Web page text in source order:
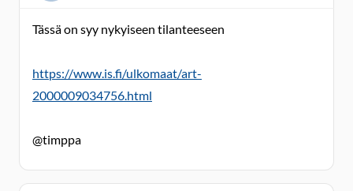
Tässä on syy nykyiseen tilanteeseen
https://www.is.fi/ulkomaat/art-
2000009034756.html
@timppa